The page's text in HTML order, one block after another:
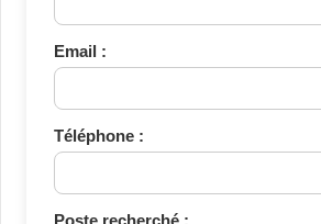
Email :
Téléphone :
Poste recherché :